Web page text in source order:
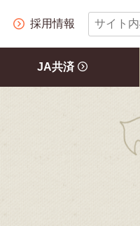
採用情報
サ
イ
検
JA共済